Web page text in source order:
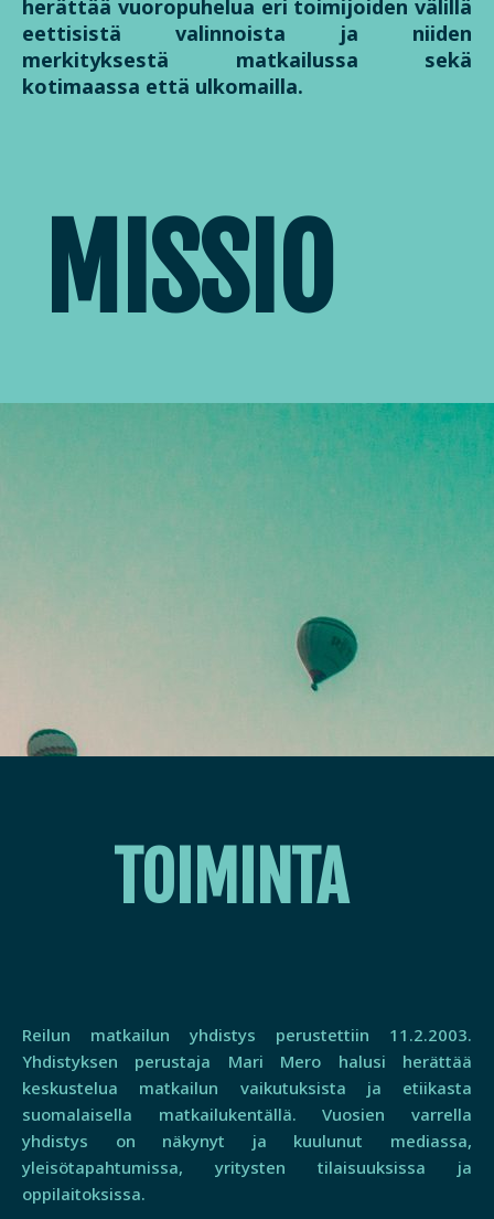
herättää vuoropuhelua eri toimijoiden välillä
eettisistä valinnoista ja niiden
merkityksestä matkailussa sekä
kotimaassa että ulkomailla.
MISSIO
TOIMINTA
Reilun matkailun yhdistys perustettiin 11.2.2003.
Yhdistyksen perustaja Mari Mero halusi herättää
keskustelua matkailun vaikutuksista ja etiikasta
suomalaisella matkailukentällä. Vuosien varrella
yhdistys on näkynyt ja kuulunut mediassa,
yleisötapahtumissa, yritysten tilaisuuksissa ja
oppilaitoksissa.